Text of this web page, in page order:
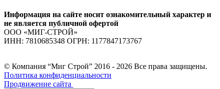
Информация на сайте носит ознакомительный характер и
не является публичной офертой
ООО «МИГ-СТРОЙ»
ИНН: 7810685348 ОГРН: 1177847173767
© Компания “Миг Строй” 2016 - 2026 Все права защищены.
Политика конфиденциальности
Продвижение сайта